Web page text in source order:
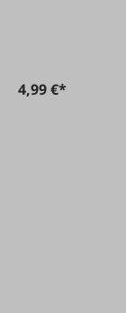
4,99 €*